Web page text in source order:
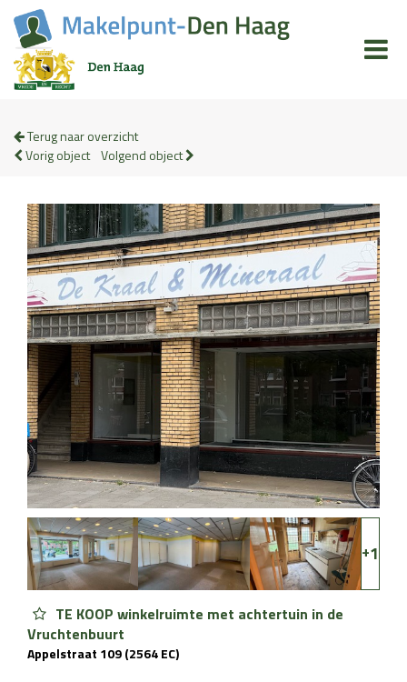
Terug naar overzicht
Vorig object Volgend object
+1
TE KOOP winkelruimte met achtertuin in de
Vruchtenbuurt
Appelstraat 109 (2564 EC)